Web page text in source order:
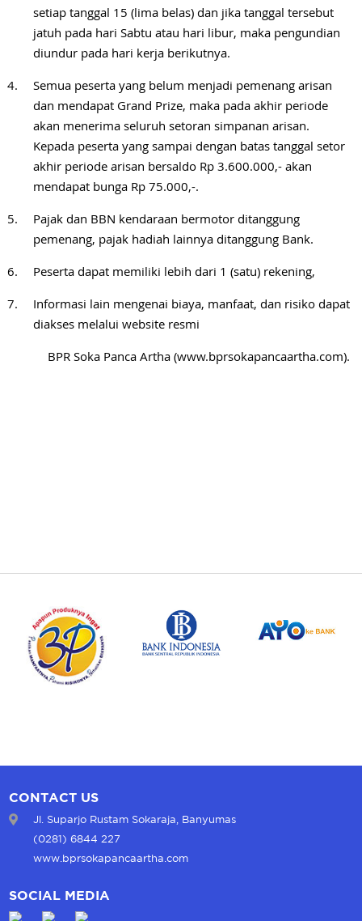
setiap tanggal 15 (lima belas) dan jika tanggal tersebut
jatuh pada hari Sabtu atau hari libur, maka pengundian
diundur pada hari kerja berikutnya.
Semua peserta yang belum menjadi pemenang arisan
dan mendapat Grand Prize, maka pada akhir periode
akan menerima seluruh setoran simpanan arisan.
Kepada peserta yang sampai dengan batas tanggal setor
akhir periode arisan bersaldo Rp 3.600.000,- akan
mendapat bunga Rp 75.000,-.
Pajak dan BBN kendaraan bermotor ditanggung
pemenang, pajak hadiah lainnya ditanggung Bank.
Peserta dapat memiliki lebih dari 1 (satu) rekening,
Informasi lain mengenai biaya, manfaat, dan risiko dapat
diakses melalui website resmi
BPR Soka Panca Artha (www.bprsokapancaartha.com).
CONTACT US
Jl. Suparjo Rustam Sokaraja, Banyumas
(0281) 6844 227
www.bprsokapancaartha.com
SOCIAL MEDIA